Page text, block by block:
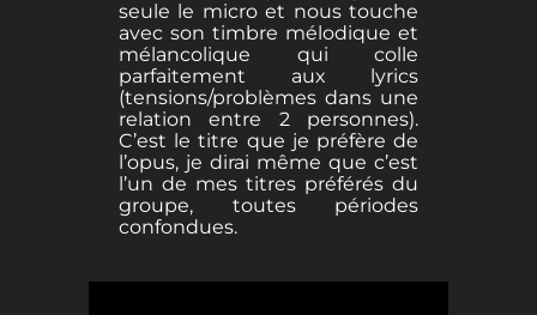
seule le micro et nous touche
avec son timbre mélodique et
mélancolique qui colle
parfaitement aux lyrics
(tensions/problèmes dans une
relation entre 2 personnes).
C’est le titre que je préfère de
l’opus, je dirai même que c’est
l’un de mes titres préférés du
groupe, toutes périodes
confondues.